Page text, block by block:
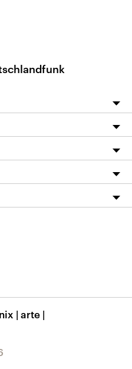
| arte |